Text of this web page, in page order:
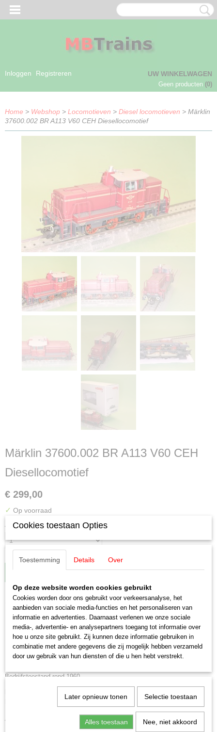
Inloggen Registreren UW WINKELWAGEN
Geen producten (0)
Home > Webshop > Locomotieven > Diesel locomotieven > Märklin
37600.002 BR A113 V60 CEH Diesellocomotief
Märklin 37600.002 BR A113 V60 CEH
Diesellocomotief
€ 299,00
✓ Op voorraad
Aantal
IN WINKELWAGEN
Omschrijving
Märklin 37600.002 BR A113 V60 CEH
Diesellocomotief
Bedrijfstoestand rond 1960.
hoogvermogensaandrijving en telexoppelingen. 3 assen aangedreven.
Frontsein conventioneel in bedrijf, digitaal schakelbaar. Bordeshekken
van metaal.
Cookies toestaan Opties
Toestemming Details Over
Op deze website worden cookies gebruikt
Cookies worden door ons gebruikt voor verkeersanalyse, het
aanbieden van sociale media-functies en het personaliseren van
informatie en advertenties. Daarnaast verlenen we onze sociale
media-, advertentie- en analysepartners toegang tot informatie over
hoe u onze site gebruikt. Zij kunnen deze informatie gebruiken in
combinatie met andere gegevens die zij mogelijk hebben verzameld
door uw gebruik van hun diensten of die u hen hebt verstrekt.
Later opnieuw tonen Selectie toestaan
Alles toestaan Nee, niet akkoord